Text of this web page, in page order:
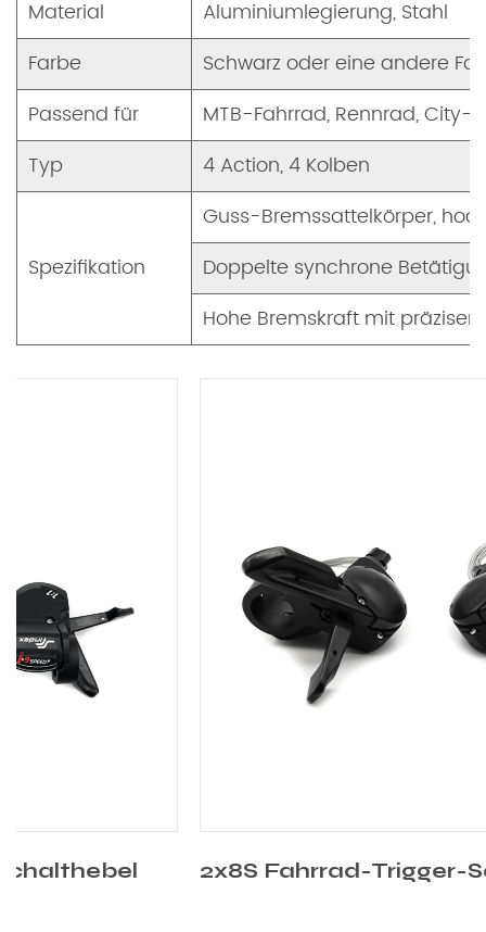
Material
Aluminiumlegierung, Stahl
Farbe
Schwarz oder eine andere
Passend für
MTB-Fahrrad, Rennrad, City-
Typ
4 Action, 4 Kolben
Spezifikation
Guss-Bremssattelkörper,
Doppelte synchrone
Hohe Bremskraft mit präziser
2x8S Fahrrad-Trigger-Schalthebel